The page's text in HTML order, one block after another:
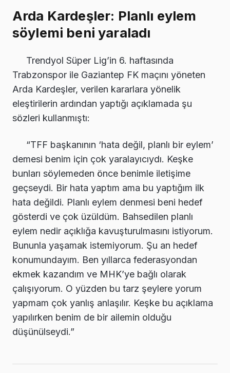
Arda Kardeşler: Planlı eylem
söylemi beni yaraladı
Trendyol Süper Lig’in 6. haftasında
Trabzonspor ile Gaziantep FK maçını yöneten
Arda Kardeşler, verilen kararlara yönelik
eleştirilerin ardından yaptığı açıklamada şu
sözleri kullanmıştı:
“TFF başkanının ‘hata değil, planlı bir eylem’
demesi benim için çok yaralayıcıydı. Keşke
bunları söylemeden önce benimle iletişime
geçseydi. Bir hata yaptım ama bu yaptığım ilk
hata değildi. Planlı eylem denmesi beni hedef
gösterdi ve çok üzüldüm. Bahsedilen planlı
eylem nedir açıklığa kavuşturulmasını istiyorum.
Bununla yaşamak istemiyorum. Şu an hedef
konumundayım. Ben yıllarca federasyondan
ekmek kazandım ve MHK’ye bağlı olarak
çalışıyorum. O yüzden bu tarz şeylere yorum
yapmam çok yanlış anlaşılır. Keşke bu açıklama
yapılırken benim de bir ailemin olduğu
düşünülseydi.”